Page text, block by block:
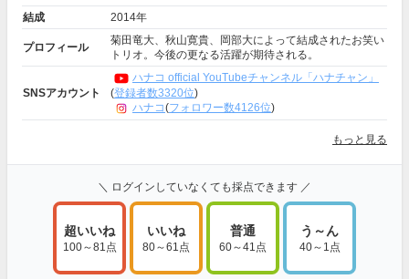
結成 2014年
プロフィール
菊田竜大、秋山寛貴、岡部大によって結成されたお笑い
トリオ。今後の更なる活躍が期待される。
SNSアカウント
ハナコ official YouTubeチャンネル「ハナチャン」
(登録者数3320位)
ハナコ(フォロワー数4126位)
もっと見る
＼ ログインしていなくても採点できます ／
超いいね
100～81点
いいね
80～61点
普通
60～41点
う～ん
40～1点